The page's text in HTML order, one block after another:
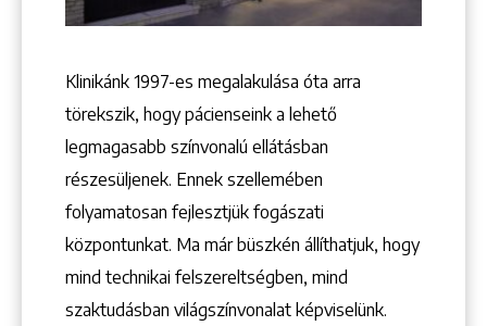
Keresés
Klinikánk 1997-­es megalakulása óta arra
törekszik, hogy pácienseink a lehető
legmagasabb színvonalú ellátásban
részesüljenek. Ennek szellemében
folyamatosan fejlesztjük fogászati
központunkat. Ma már büszkén állíthatjuk, hogy
mind technikai felszereltségben, mind
szaktudásban világszínvonalat képviselünk.